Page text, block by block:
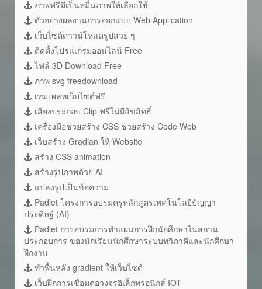
ภาพฟรีมีเป็นหมื่นภาพให้เลือกใช้
ตัวอย่างผลงานการออกแบบ Web Application
เว็บไซต์ดาวน์โหลดรูปสวย ๆ
ติดตั้งโปรแเกรมออนไลน์ Free
ไฟล์ 3D Download Free
ภาพ svg freedownload
เทมเพลทเว็บไซต์ฟรี
เสียงประกอบ Clip ฟรีไม่มีลิขสิทธิ์
เครื่องมือช่วยสร้าง CSS ช่วยสร้าง Code Web
เว็บสร้าง Gradian ให้ Website
สร้าง CSS animation
สร้างรูปภาพด้วย AI
แปลงรูปเป็นข้อความ
Padlet โครงการอบรมครูหลักสูตรเทคโนโลยีปัญญา
ประดิษฐ์ (AI)
Padlet การอบรมการทำแผนการฝึกนักศึกษาในสถาน
ประกอบการ ของนักเรียนนักศึกษาระบบทวิภาคีและนักศึกษา
ฝึกงาน
ทำพื้นหลัง gradient ให้เว็บไซต์
เว็บฝึกการเชื่อมต่อวงจรอิเล็กทรอนิกส์ IOT